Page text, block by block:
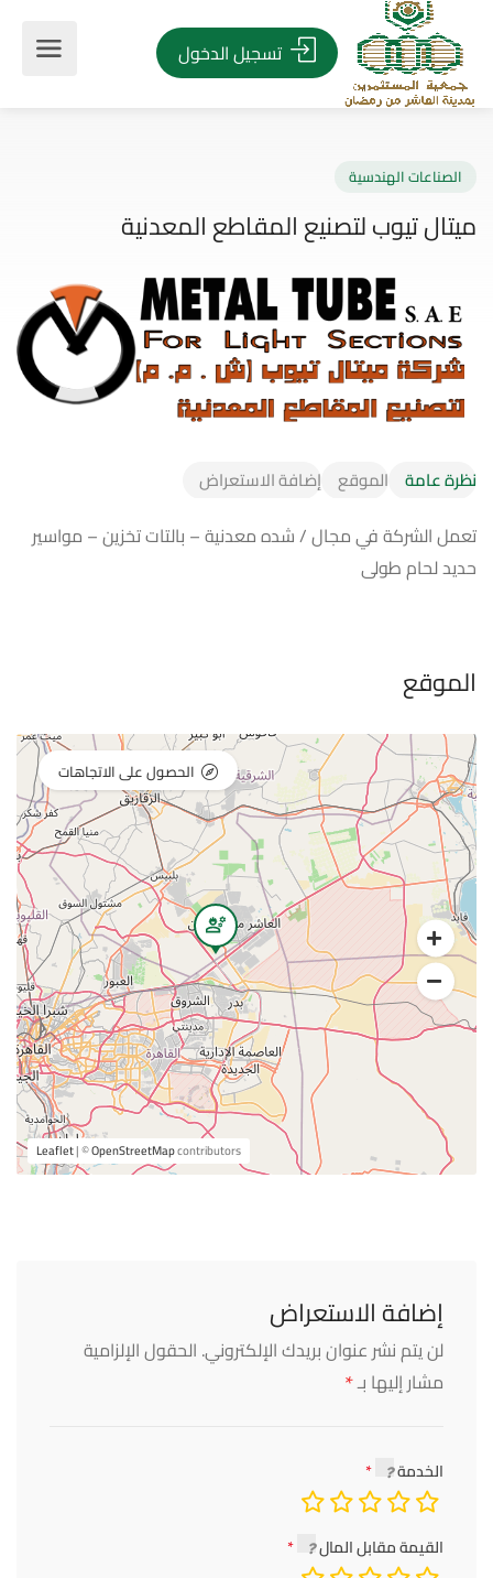
تسجيل الدخول
الهندسية
تيوب لتصنيع المقاطع المعدنية
نظرة عامة الموقع إضافة الاستعراض
تعمل الشركة في مجال / شده معدنية – بالتات تخزين – مواسير
حديد لحام طولى
الموقع
Leaflet| ©OpenStreetMapcontributors
الحصول على الاتجاهات
إضافة الاستعراض
لن يتم نشر عنوان بريدك الإلكتروني. الحقول الإلزامية
مشار إليها بـ*
الخدمة
القيمة مقابل المال